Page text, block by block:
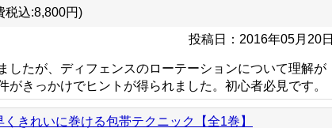
税込:8,800円)
投稿日：2016年05月20日
したが、ディフェンスのローテーションについて理解が
がきっかけでヒントが得られました。初心者必見です。
きれいに巻ける包帯テクニック【全1巻】